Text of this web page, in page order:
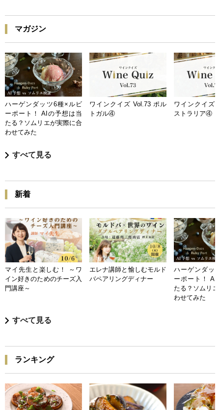
マガジン
ハーゲンダッツ6種×ルビ
ーポート！ AIの予想は当
たる？ソムリエが実際に合
わせてみた
ワインクイズ Vol.73 ポル
トガル④
ワインクイズ
ストラリア④
すべて見る
新着
マイ先生と楽しむ！ ～ワ
イン好きのためのチーズ入
門講座～
エレナ講師と愉しむモルド
バペアリングディナー
ハーゲンダッ
ーポート！ AI
たる？ソムリ
わせてみた
すべて見る
ランキング